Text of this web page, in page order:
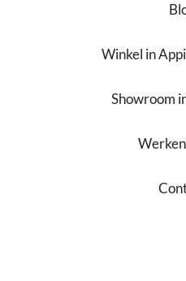
Winkel in
Showroom